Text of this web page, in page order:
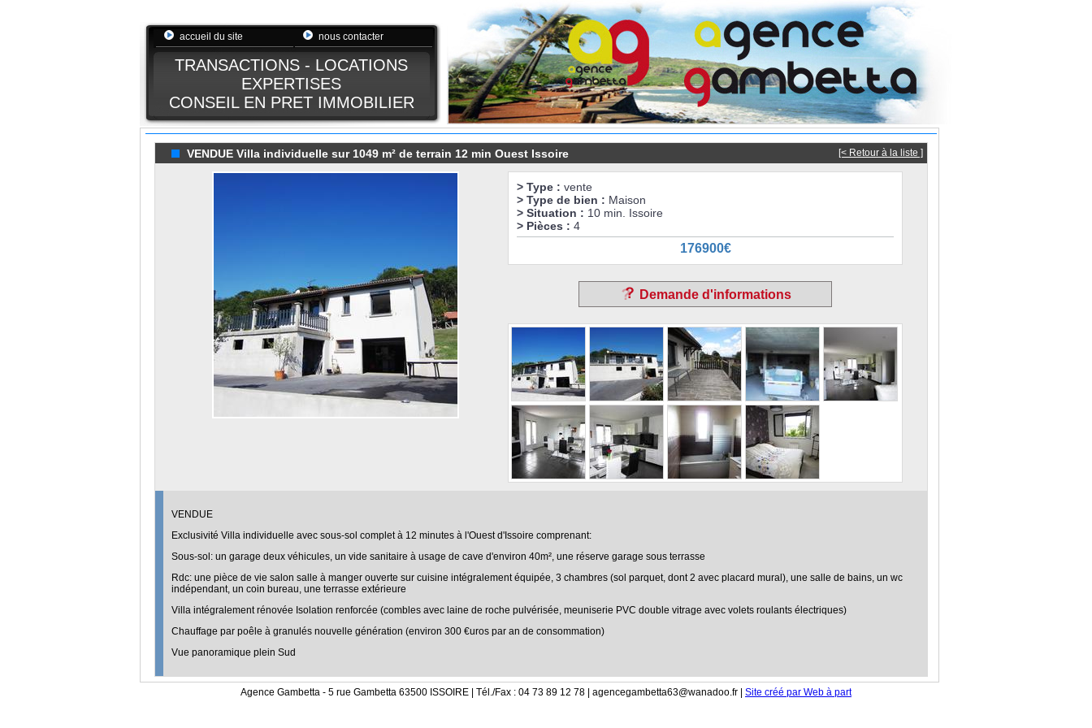
accueil du site nous contacter
TRANSACTIONS - LOCATIONS
EXPERTISES
CONSEIL EN PRET IMMOBILIER
VENDUE Villa individuelle sur 1049 m² de terrain 12 min Ouest Issoire [< Retour à la liste ]
> Type : vente
> Type de bien : Maison
> Situation : 10 min. Issoire
> Pièces : 4
176900€
Demande d'informations
VENDUE
Exclusivité Villa individuelle avec sous-sol complet à 12 minutes à l'Ouest d'Issoire comprenant:
Sous-sol: un garage deux véhicules, un vide sanitaire à usage de cave d'environ 40m², une réserve garage sous terrasse
Rdc: une pièce de vie salon salle à manger ouverte sur cuisine intégralement équipée, 3 chambres (sol parquet, dont 2 avec placard mural), une salle de bains, un wc
indépendant, un coin bureau, une terrasse extérieure
Villa intégralement rénovée Isolation renforcée (combles avec laine de roche pulvérisée, meuniserie PVC double vitrage avec volets roulants électriques)
Chauffage par poêle à granulés nouvelle génération (environ 300 €uros par an de consommation)
Vue panoramique plein Sud
Agence Gambetta - 5 rue Gambetta 63500 ISSOIRE | Tél./Fax : 04 73 89 12 78 | agencegambetta63@wanadoo.fr | Site créé par Web à part